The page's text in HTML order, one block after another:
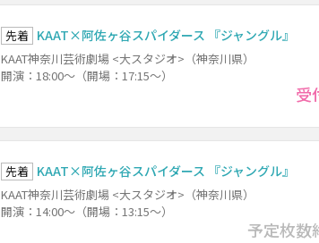
先着 KAAT×阿佐ヶ谷スパイダース 『ジャングル』
KAAT神奈川芸術劇場 <大スタジオ>（神奈川県）
開演：18:00～（開場：17:15～）
受
先着 KAAT×阿佐ヶ谷スパイダース 『ジャングル』
KAAT神奈川芸術劇場 <大スタジオ>（神奈川県）
開演：14:00～（開場：13:15～）
予定枚数